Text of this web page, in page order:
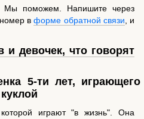
Мы поможем. Напишите через
номер вформе обратной связи , и
и девочек, что говорят
играют "в жизнь". Она